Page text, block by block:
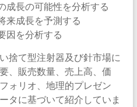
成長の可能性を分析する
来成長を予測する
因を分析する
捨て型注射器及び針市場に
、販売数量、売上高、価
ォリオ、地理的プレゼン
タに基づいて紹介していま